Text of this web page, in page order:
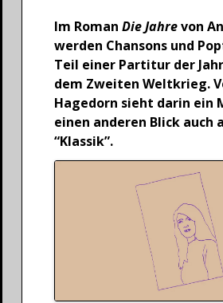
Im Roman Die Jahrevon
werden Chansons und
Teil einer Partitur der
dem Zweiten Weltkrieg.
Hagedorn sieht darin ein
einen anderen Blick auch
“Klassik”.